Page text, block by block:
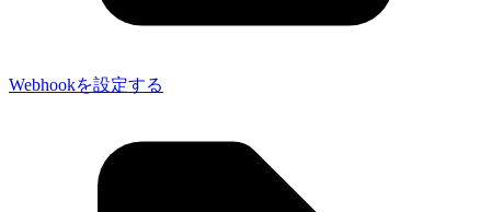
Webhookを設定する